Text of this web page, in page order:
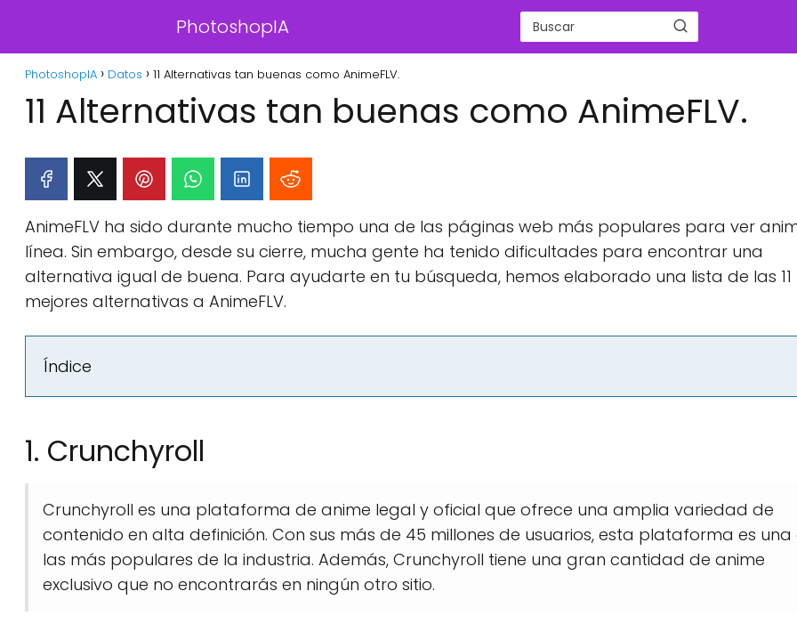
PhotoshopIA
PhotoshopIA Datos 11 Alternativas tan buenas como AnimeFLV.
11 Alternativas tan buenas como AnimeFLV.
AnimeFLV ha sido durante mucho tiempo una de las páginas web más populares para ver
línea. Sin embargo, desde su cierre, mucha gente ha tenido dificultades para encontrar una
alternativa igual de buena. Para ayudarte en tu búsqueda, hemos elaborado una lista de las 11
mejores alternativas a AnimeFLV.
Índice
1. Crunchyroll
Crunchyroll es una plataforma de anime legal y oficial que ofrece una amplia variedad de
contenido en alta definición. Con sus más de 45 millones de usuarios, esta plataforma es una
las más populares de la industria. Además, Crunchyroll tiene una gran cantidad de anime
exclusivo que no encontrarás en ningún otro sitio.